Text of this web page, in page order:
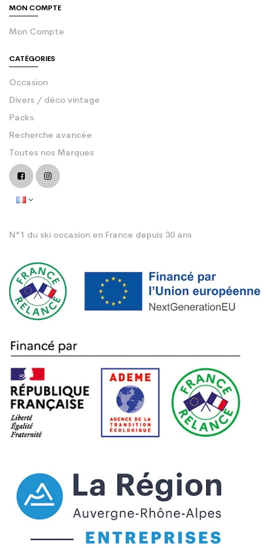
MON COMPTE
Mon Compte
CATÉGORIES
Occasion
Divers / déco vintage
Packs
Recherche avancée
Toutes nos Marques
N°1 du ski occasion en France depuis 30 ans